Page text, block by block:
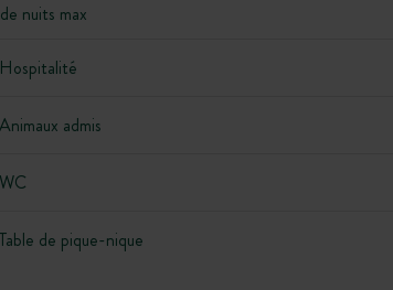
nuits max
Hospitalité
Animaux admis
WC
Table de pique-nique